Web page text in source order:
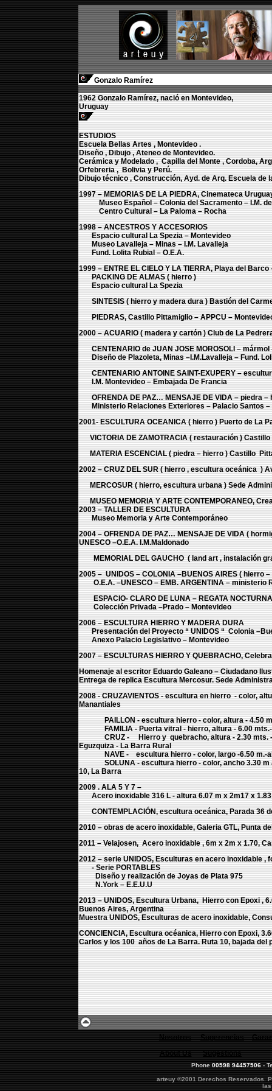
Gonzalo Ramírez
1962 Gonzalo Ramírez, nació en Montevideo,
Uruguay
ESTUDIOS
Escuela Bellas Artes , Montevideo .
Diseño , Dibujo , Ateneo de Montevideo.
Cerámica y Modelado , Capilla del Monte , Cordoba,
Orfebreria , Bolivia y Perú.
Dibujo técnico , Construcción, Ayd. de Arq. Escuela de
1997 – MEMORIAS DE LA PIEDRA, Cinemateca
Museo Español – Colonia del Sacramento – I.M. de
Centro Cultural – La Paloma – Rocha
1998 – ANCESTROS Y ACCESORIOS
Espacio cultural La Spezia – Montevideo
Museo Lavalleja – Minas – I.M. Lavalleja
Fund. Lolita Rubial – O.E.A.
1999 – ENTRE EL CIELO Y LA TIERRA, Playa del
PACKING DE ALMAS ( hierro )
Espacio cultural La Spezia
SINTESIS ( hierro y madera dura ) Bastión del
PIEDRAS, Castillo Pittamiglio – APPCU –
2000 – ACUARIO ( madera y cartón ) Club de La
CENTENARIO de JUAN JOSE MOROSOLI – mármol
Diseño de Plazoleta, Minas –I.M.Lavalleja – Fund.
CENTENARIO ANTOINE SAINT-EXUPERY –
I.M. Montevideo – Embajada De Francia
OFRENDA DE PAZ… MENSAJE DE VIDA – piedra –
Ministerio Relaciones Exteriores – Palacio Santos –
2001- ESCULTURA OCEANICA ( hierro ) Puerto de La
VICTORIA DE ZAMOTRACIA ( restauración ) Castillo
MATERIA ESCENCIAL ( piedra – hierro ) Castillo
2002 – CRUZ DEL SUR ( hierro , escultura oceánica )
MERCOSUR ( hierro, escultura urbana ) Sede
MUSEO MEMORIA Y ARTE CONTEMPORANEO,
2003 – TALLER DE ESCULTURA
Museo Memoria y Arte Contemporáneo
2004 – OFRENDA DE PAZ… MENSAJE DE VIDA (
UNESCO –O.E.A. I.M.Maldonado
MEMORIAL DEL GAUCHO ( land art , instalación
2005 – UNIDOS – COLONIA –BUENOS AIRES ( hierro
O.E.A. –UNESCO – EMB. ARGENTINA – ministerio
ESPACIO- CLARO DE LUNA – REGATA
Colección Privada –Prado – Montevideo
2006 – ESCULTURA HIERRO Y MADERA DURA
Presentación del Proyecto “ UNIDOS “ Colonia
Anexo Palacio Legislativo – Montevideo
2007 – ESCULTURAS HIERRO Y QUEBRACHO,
Homenaje al escritor Eduardo Galeano – Ciudadano
Entrega de replica Escultura Mercosur. Sede
2008 - CRUZAVIENTOS - escultura en hierro - color,
Manantiales
PAILLON - escultura hierro - color, altura - 4.50 m.,
FAMILIA - Puerta vitral - hierro, altura - 6.00 mts.-
CRUZ - Hierro y quebracho, altura - 2.30 mts. -
Eguzquiza - La Barra Rural
NAVE - escultura hierro - color, largo -6.50 m.-alto
SOLUNA - escultura hierro - color, ancho 3.30 m
10, La Barra
2009 . ALA 5 Y 7 –
Acero inoxidable 316 L - altura 6.07 m x 2m17 x 1.83
CONTEMPLACIÓN, escultura oceánica, Parada 36
2010 – obras de acero inoxidable, Galeria GTL, Punta
2011 – Velajosen, Acero inoxidable , 6m x 2m x 1.70,
2012 – serie UNIDOS, Esculturas en acero inoxidable ,
- Serie PORTABLES
Diseño y realización de Joyas de Plata 975
N.York – E.E.U.U
2013 – UNIDOS, Escultura Urbana, Hierro con Epoxi ,
Buenos Aires, Argentina
Muestra UNIDOS, Esculturas de acero inoxidable,
CONCIENCIA, Escultura océanica, Hierro con Epoxi,
Carlos y los 100 años de La Barra. Ruta 10, bajada del
Nosotros Sugerencias
About Us
Sugestions
Phone00598 94457506-
arteuy ©2001 Derechos Reservados.